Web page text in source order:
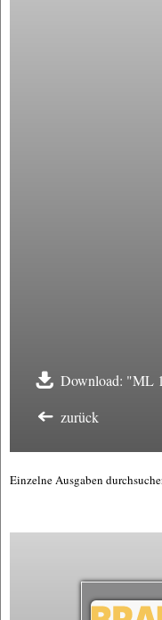
Download: "ML
zurück
Einzelne Ausgaben